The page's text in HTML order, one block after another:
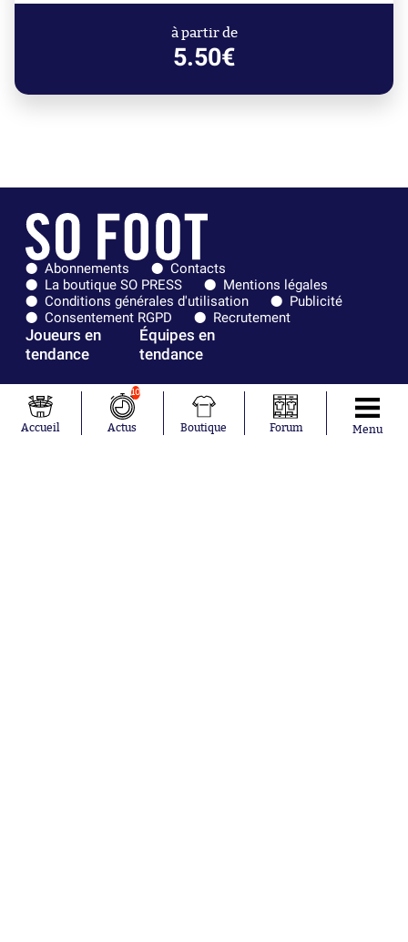
à partir de
5.50€
Abonnements
Contacts
La boutique SO PRESS
Mentions légales
Conditions générales d'utilisation
Publicité
Consentement RGPD
Recrutement
Joueurs en
tendance
Khalis Merah
Loïs Openda
Moussa
Équipes en
tendance
FIFA
Real Madrid
Bordeaux
France
Accueil
10
Actus Boutique Forum Menu